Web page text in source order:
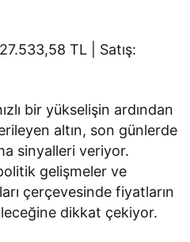
TL | Satış:
bir yükselişin ardından
altın, son günlerde
sinyalleri veriyor.
gelişmeler ve
çerçevesinde fiyatların
dikkat çekiyor.